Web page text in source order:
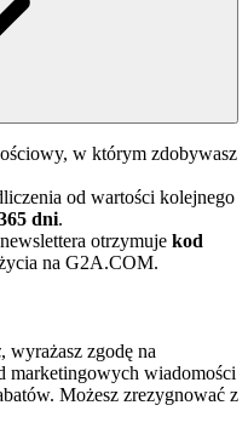
w którym zdobywasz
od wartości kolejnego
dni.
otrzymuje kod
na G2A.COM.
, wyrażasz zgodę na
wiadomości
Możesz zrezygnować z